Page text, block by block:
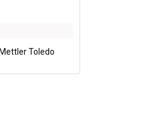
Toledo